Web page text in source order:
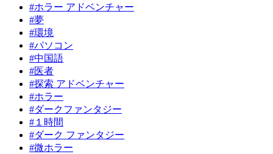
#ホラー アドベンチャー
#夢
#環境
#パソコン
#中国語
#医者
#探索 アドベンチャー
#ホラー
#ダークファンタジー
#１時間
#ダーク ファンタジー
#微ホラー